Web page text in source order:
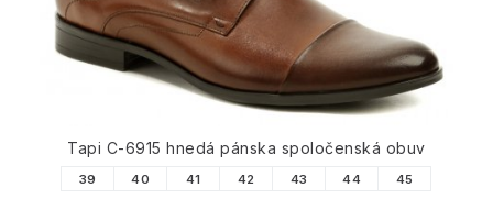
Tapi C-6915 hnedá pánska spoločenská obuv
39 40 41 42 43 44 45